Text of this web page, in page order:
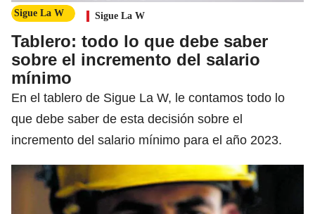
Sigue La W Sigue La W
Tablero: todo lo que debe saber
sobre el incremento del salario
mínimo
En el tablero de Sigue La W, le contamos todo lo
que debe saber de esta decisión sobre el
incremento del salario mínimo para el año 2023.